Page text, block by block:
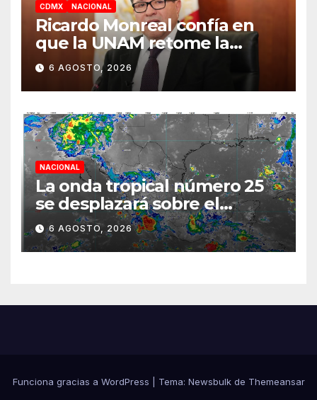
CDMX NACIONAL
Ricardo Monreal confía en
que la UNAM retome la
normalidad e inicie el
semestre mediante el
diálogo
6 AGOSTO, 2026
NACIONAL
La onda tropical número 25
se desplazará sobre el
sureste mexicano
6 AGOSTO, 2026
Funciona gracias a WordPress Tema: Newsbulkde Themeansar